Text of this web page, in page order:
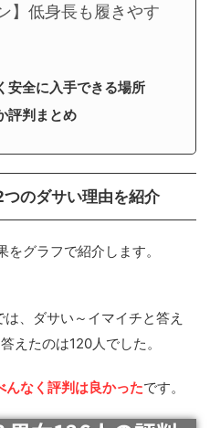
】低身長も履きやす
安全に入手できる場所
評判まとめ
のダサい理由を紹介
グラフで紹介します。
、ダサい～イマイチと答え
えたのは120人でした。
なく評判は良かったです。